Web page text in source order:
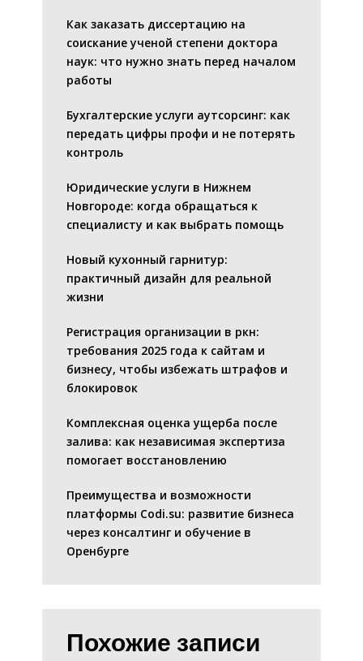
Как заказать диссертацию на
соискание ученой степени доктора
наук: что нужно знать перед началом
работы
Бухгалтерские услуги аутсорсинг: как
передать цифры профи и не потерять
контроль
Юридические услуги в Нижнем
Новгороде: когда обращаться к
специалисту и как выбрать помощь
Новый кухонный гарнитур:
практичный дизайн для реальной
жизни
Регистрация организации в ркн:
требования 2025 года к сайтам и
бизнесу, чтобы избежать штрафов и
блокировок
Комплексная оценка ущерба после
залива: как независимая экспертиза
помогает восстановлению
Преимущества и возможности
платформы Codi.su: развитие бизнеса
через консалтинг и обучение в
Оренбурге
Похожие записи